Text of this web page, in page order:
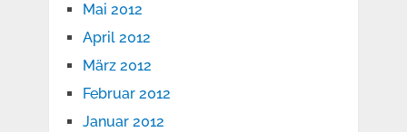
Mai 2012
April 2012
März 2012
Februar 2012
Januar 2012